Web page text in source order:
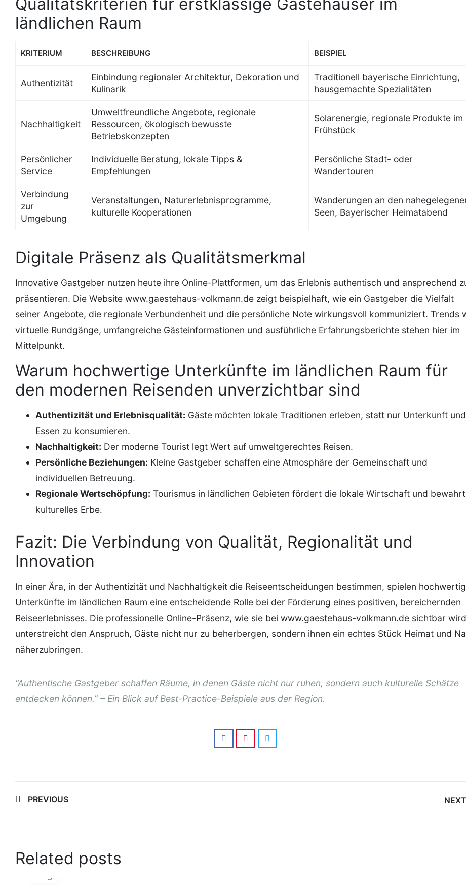
ländlichen Raum
KRITERIUM BESCHREIBUNG BEISPIEL
Authentizität
Einbindung regionaler Architektur, Dekoration und
Kulinarik
Traditionell bayerische Einrichtung,
hausgemachte Spezialitäten
Nachhaltigkeit
Umweltfreundliche Angebote, regionale
Ressourcen, ökologisch bewusste
Betriebskonzepten
Solarenergie, regionale Produkte im
Frühstück
Persönlicher
Service
Individuelle Beratung, lokale Tipps &
Empfehlungen
Persönliche Stadt- oder
Wandertouren
Verbindung
zur
Umgebung
Veranstaltungen, Naturerlebnisprogramme,
kulturelle Kooperationen
Wanderungen an den
Seen, Bayerischer Heimatabend
Digitale Präsenz als Qualitätsmerkmal
Innovative Gastgeber nutzen heute ihre Online-Plattformen, um das Erlebnis authentisch und ansprechend
präsentieren. Die Website www.gaestehaus-volkmann.de zeigt beispielhaft, wie ein Gastgeber die Vielfalt
seiner Angebote, die regionale Verbundenheit und die persönliche Note wirkungsvoll kommuniziert. Trends
virtuelle Rundgänge, umfangreiche Gästeinformationen und ausführliche Erfahrungsberichte stehen hier im
Mittelpunkt.
Warum hochwertige Unterkünfte im ländlichen Raum für
den modernen Reisenden unverzichtbar sind
Authentizität und Erlebnisqualität: Gäste möchten lokale Traditionen erleben, statt nur Unterkunft und
Essen zu konsumieren.
Nachhaltigkeit: Der moderne Tourist legt Wert auf umweltgerechtes Reisen.
Persönliche Beziehungen: Kleine Gastgeber schaffen eine Atmosphäre der Gemeinschaft und
individuellen Betreuung.
Regionale Wertschöpfung: Tourismus in ländlichen Gebieten fördert die lokale Wirtschaft und bewahrt
kulturelles Erbe.
Fazit: Die Verbindung von Qualität, Regionalität und
Innovation
In einer Ära, in der Authentizität und Nachhaltigkeit die Reiseentscheidungen bestimmen, spielen
Unterkünfte im ländlichen Raum eine entscheidende Rolle bei der Förderung eines positiven, bereichernden
Reiseerlebnisses. Die professionelle Online-Präsenz, wie sie bei www.gaestehaus-volkmann.de sichtbar
unterstreicht den Anspruch, Gäste nicht nur zu beherbergen, sondern ihnen ein echtes Stück Heimat und
näherzubringen.
“Authentische Gastgeber schaffen Räume, in denen Gäste nicht nur ruhen, sondern auch kulturelle Schätze
entdecken können.” – Ein Blick auf Best-Practice-Beispiele aus der Region.
Post
PREVIOUS NEXT
Related posts
06